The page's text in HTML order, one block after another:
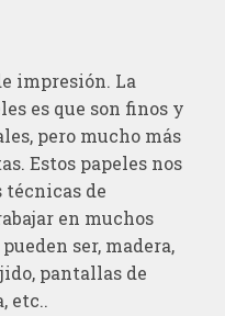
impresión. La
es que son finos y
pero mucho más
Estos papeles nos
de
en muchos
ser, madera,
pantallas de
etc..